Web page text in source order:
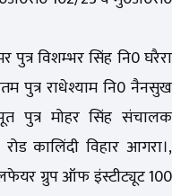
पुत्र विशम्भर सिंह नि0 घरैरा
पुत्र राधेश्याम नि0 नैनसुख
पुत्र मोहर सिंह संचालक
कालिंदी विहार आगरा।,
ग्रुप ऑफ इंस्टीट्यूट 100